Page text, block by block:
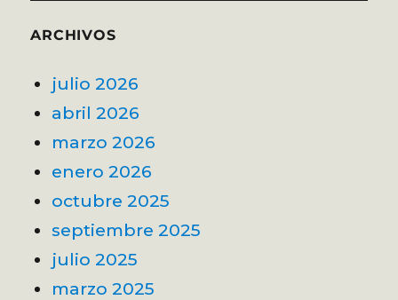
ARCHIVOS
julio 2026
abril 2026
marzo 2026
enero 2026
octubre 2025
septiembre 2025
julio 2025
marzo 2025